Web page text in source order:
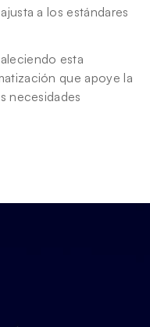
a los estándares
esta
que apoye la
necesidades